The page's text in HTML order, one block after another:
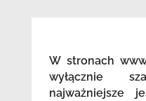
W stronach
wyłącznie